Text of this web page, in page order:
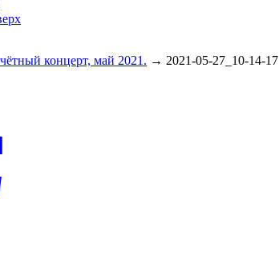
концерт, май 2021. → 2021-05-27_10-14-17